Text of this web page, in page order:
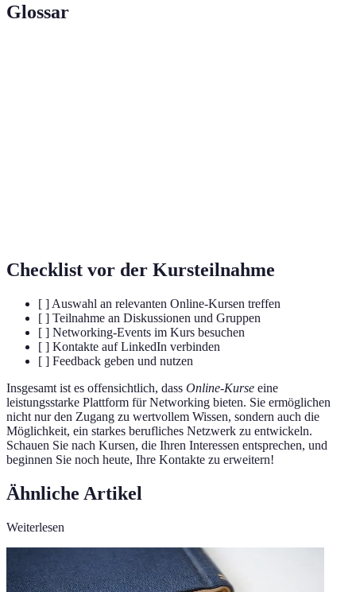
Glossar
Checklist vor der Kursteilnahme
[ ] Auswahl an relevanten Online-Kursen treffen
[ ] Teilnahme an Diskussionen und Gruppen
[ ] Networking-Events im Kurs besuchen
[ ] Kontakte auf LinkedIn verbinden
[ ] Feedback geben und nutzen
Insgesamt ist es offensichtlich, dass Online-Kurse eine
leistungsstarke Plattform für Networking bieten. Sie ermöglichen
nicht nur den Zugang zu wertvollem Wissen, sondern auch die
Möglichkeit, ein starkes berufliches Netzwerk zu entwickeln.
Schauen Sie nach Kursen, die Ihren Interessen entsprechen, und
beginnen Sie noch heute, Ihre Kontakte zu erweitern!
Ähnliche Artikel
Weiterlesen